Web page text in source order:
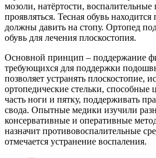
мозоли, натёртости,
проявляться. Тесная обувь
должны давить на стопу. Ортопед
обувь для лечения плоскостопия.
Основной принцип – поддержание
требующихся для поддержки
позволяет устранять плоскостопие,
ортопедические стельки,
часть ноги и пятку, поддерживать
свода. Опытные медики изучили
консервативные и оперативные
назначит противовоспалительные
отмечается устранение воспаления.